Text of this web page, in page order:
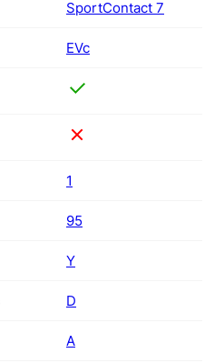
SportContact 7
EVc
1
95
Y
D
A